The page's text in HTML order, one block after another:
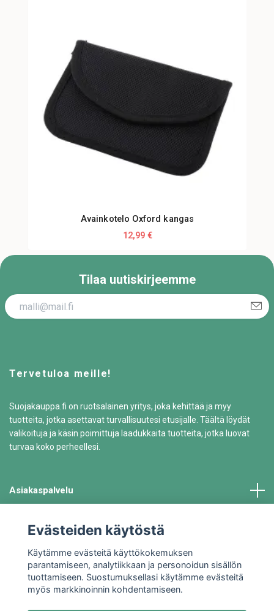
Avainkotelo Oxford kangas
12,99 €
Tilaa uutiskirjeemme
Tervetuloa meille!
Suojakauppa.fi on ruotsalainen yritys, joka kehittää ja myy
tuotteita, jotka asettavat turvallisuutesi etusijalle. Täältä löydät
valikoituja ja käsin poimittuja laadukkaita tuotteita, jotka luovat
turvaa koko perheellesi.
Asiakaspalvelu
TiedotEvästeiden käytöstä
Käytämme evästeitä käyttökokemuksen
parantamiseen, analytiikkaan ja personoidun sisällön
tuottamiseen. Suostumuksellasi käytämme evästeitä
myös markkinoinnin kohdentamiseen.